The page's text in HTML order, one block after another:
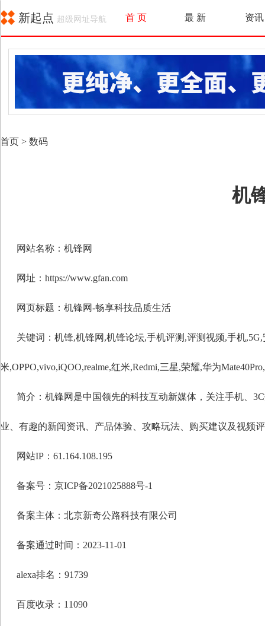
新起点 超级网址导航 首 页 最 新 资讯
首页 > 数码
机
网站名称：机锋网
网址：https://www.gfan.com
网页标题：机锋网-畅享科技品质生活
关键词： 机锋,机锋网 ,机锋论坛,手机评测 ,评测视频,手机,5G,
米,OPPO,vivo,iQOO,realme,红米,Redmi,三星,荣耀,华为Mate40Pro,
简介：机锋网是中国领先的科技互动新媒体，关注手机、
业、有趣的新闻资讯、产品体验、攻略玩法、购买建议及视频
网站IP：61.164.108.195
备案号：京ICP备2021025888号-1
备案主体：北京新奇公路科技有限公司
备案通过时间：2023-11-01
alexa排名：91739
百度收录：11090
自定义标题
段落格式